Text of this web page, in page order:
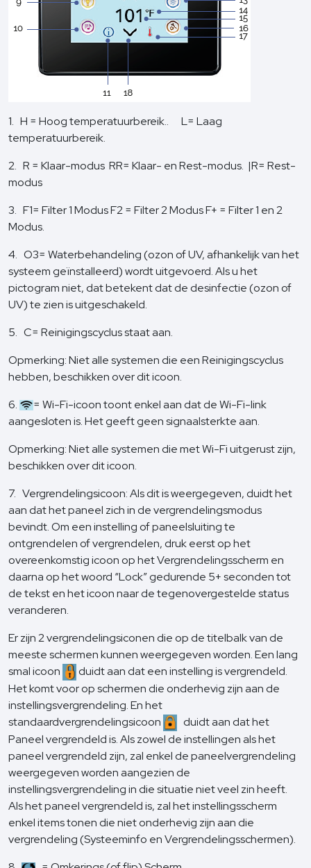
1. H = Hoog temperatuurbereik.. L= Laag
temperatuurbereik.
2. R = Klaar-modus RR= Klaar- en Rest-modus. |R= Rest-
modus
3. F1= Filter 1 Modus F2 = Filter 2 Modus F+ = Filter 1 en 2
Modus.
4. O3= Waterbehandeling (ozon of UV, afhankelijk van het
systeem geïnstalleerd) wordt uitgevoerd. Als u het
pictogram niet, dat betekent dat de desinfectie (ozon of
UV) te zien is uitgeschakeld.
5. C= Reinigingscyclus staat aan.
Opmerking: Niet alle systemen die een Reinigingscyclus
hebben, beschikken over dit icoon.
6.
= Wi-Fi-icoon toont enkel aan dat de Wi-Fi-link
aangesloten is. Het geeft geen signaalsterkte aan.
Opmerking: Niet alle systemen die met Wi-Fi uitgerust zijn,
beschikken over dit icoon.
7. Vergrendelingsicoon: Als dit is weergegeven, duidt het
aan dat het paneel zich in de vergrendelingsmodus
bevindt. Om een instelling of paneelsluiting te
ontgrendelen of vergrendelen, druk eerst op het
overeenkomstig icoon op het Vergrendelingsscherm en
daarna op het woord “Lock” gedurende 5+ seconden tot
de tekst en het icoon naar de tegenovergestelde status
veranderen.
Er zijn 2 vergrendelingsiconen die op de titelbalk van de
meeste schermen kunnen weergegeven worden. Een lang
smal icoon
duidt aan dat een instelling is vergrendeld.
Het komt voor op schermen die onderhevig zijn aan de
instellingsvergrendeling. En het
standaardvergrendelingsicoon
duidt aan dat het
Paneel vergrendeld is. Als zowel de instellingen als het
paneel vergrendeld zijn, zal enkel de paneelvergrendeling
weergegeven worden aangezien de
instellingsvergrendeling in die situatie niet veel zin heeft.
Als het paneel vergrendeld is, zal het instellingsscherm
enkel items tonen die niet onderhevig zijn aan die
vergrendeling (Systeeminfo en Vergrendelingsschermen).